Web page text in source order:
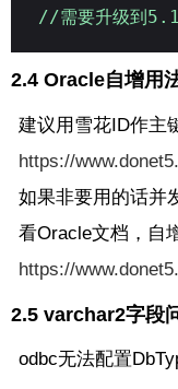
//需要升级到
2.4 Oracle自增用
建议用雪花ID作主
https://
如果非要用的话并
看Oracle文档，自
https://
2.5 varchar2字段
odbc无法配置